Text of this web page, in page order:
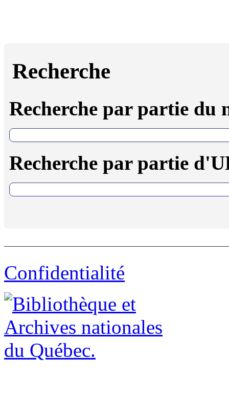
Recherche
Recherche par partie du
Recherche par partie
Confidentialité